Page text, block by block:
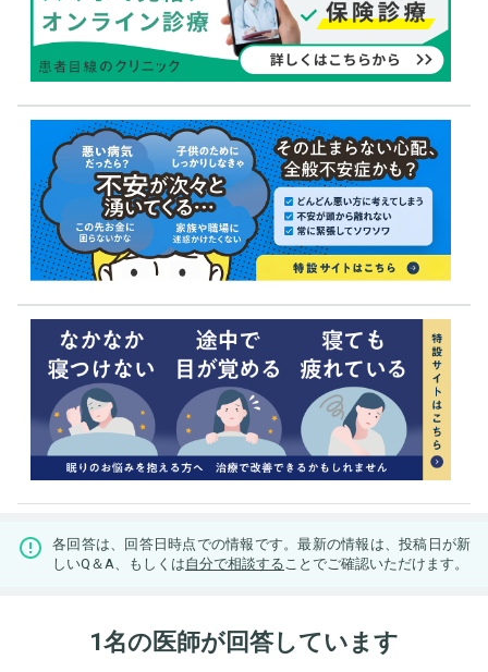
各回答は、回答日時点での情報です。最新の情報は、投稿日が新
しいQ＆A、もしくは自分で相談する ことでご確認いただけます。
1名の医師が回答しています